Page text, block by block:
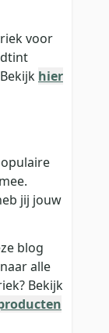
voor
hier
jij jouw
blog
alle
Bekijk